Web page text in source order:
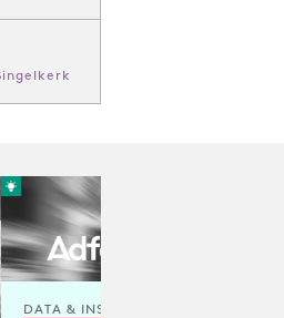
DATA & INSIGHTS